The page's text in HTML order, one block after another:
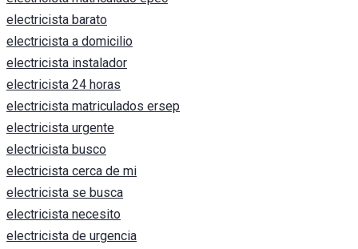
electricista barato
electricista a domicilio
electricista instalador
electricista 24 horas
electricista matriculados ersep
electricista urgente
electricista busco
electricista cerca de mi
electricista se busca
electricista necesito
electricista de urgencia